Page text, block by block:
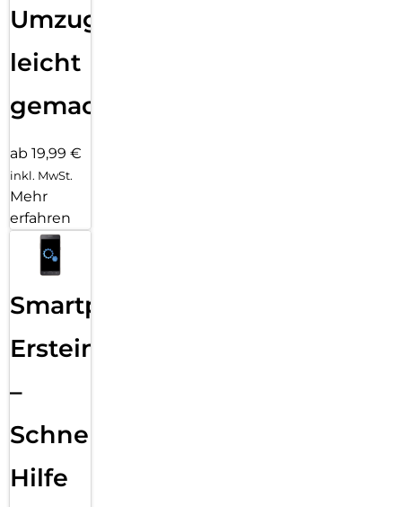
Umzug
leicht
gemacht!
ab 19,99 €
inkl. MwSt.
Mehr
erfahren
Smartphone
Ersteinrichtung
–
Schnelle
Hilfe